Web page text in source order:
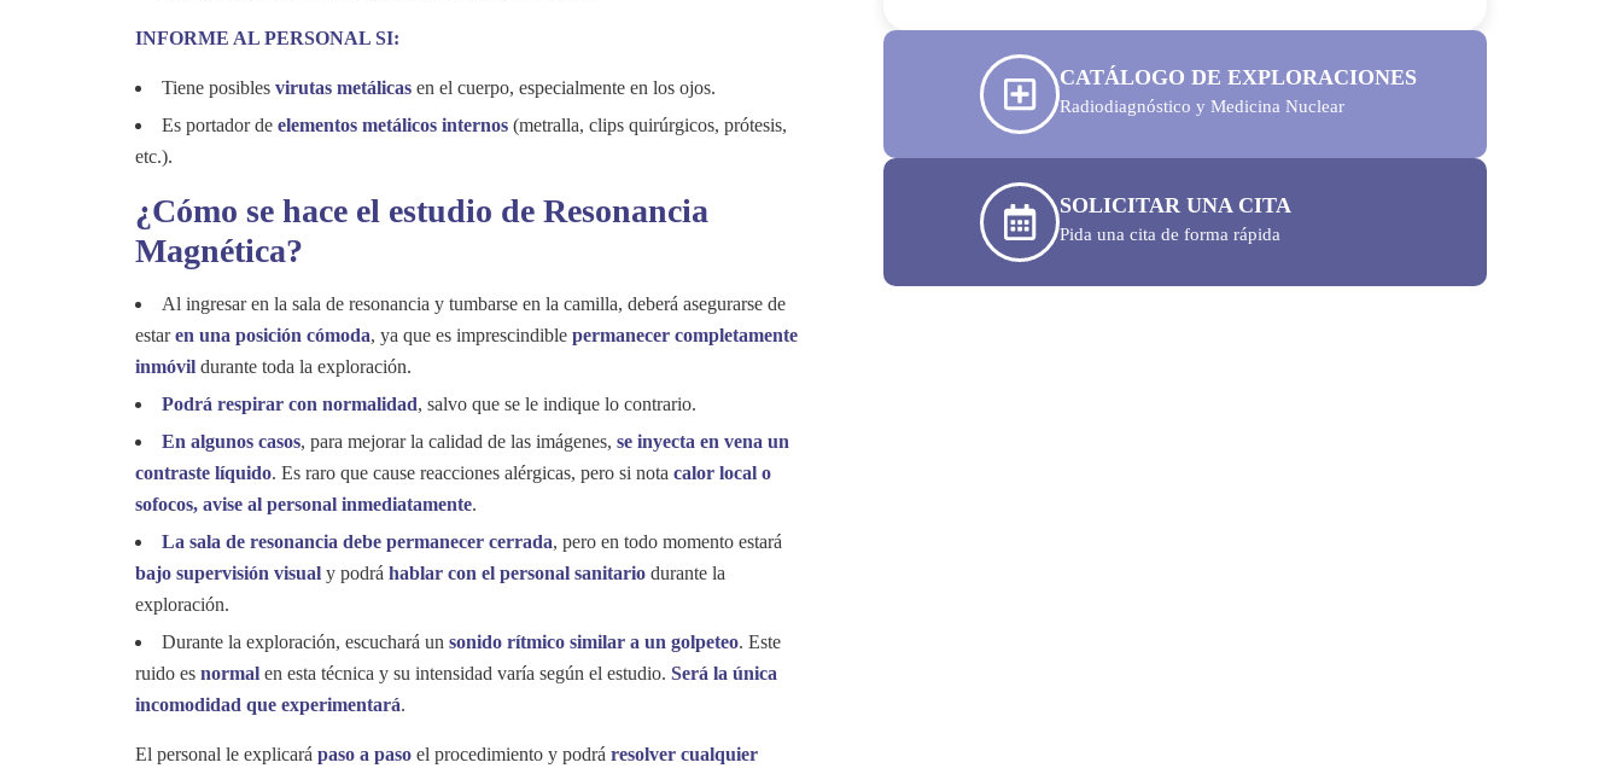
INFORME AL PERSONAL SI:
Tiene posibles virutas metálicas en el cuerpo, especialmente en los ojos.
Es portador de elementos metálicos internos (metralla, clips quirúrgicos, prótesis,
etc.).
¿Cómo se hace el estudio de Resonancia
Magnética?
Al ingresar en la sala de resonancia y tumbarse en la camilla, deberá asegurarse de
estaren una posición cómoda, ya que es imprescindible permanecer completamente
inmóvil durante toda la exploración.
Podrá respirar con normalidad, salvo que se le indique lo contrario.
En algunos casos, para mejorar la calidad de las imágenes, se inyecta en vena un
contraste líquido. Es raro que cause reacciones alérgicas, pero si nota calor local o
sofocos, avise al personal inmediatamente.
La sala de resonancia debe permanecer cerrada, pero en todo momento estará
bajo supervisión visual y podrá hablar con el personal sanitario durante la
exploración.
Durante la exploración, escuchará un sonido rítmico similar a un golpeteo. Este
ruido es normal en esta técnica y su intensidad varía según el estudio. Será la única
incomodidad que experimentará.
El personal le explicará paso a paso el procedimiento y podrá resolver cualquier
CATÁLOGO DE EXPLORACIONES
Radiodiagnóstico y Medicina Nuclear
SOLICITAR UNA CITA
Pida una cita de forma rápida